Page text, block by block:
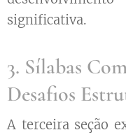
significativa.
3. Sílabas
Desafios
A terceira seção